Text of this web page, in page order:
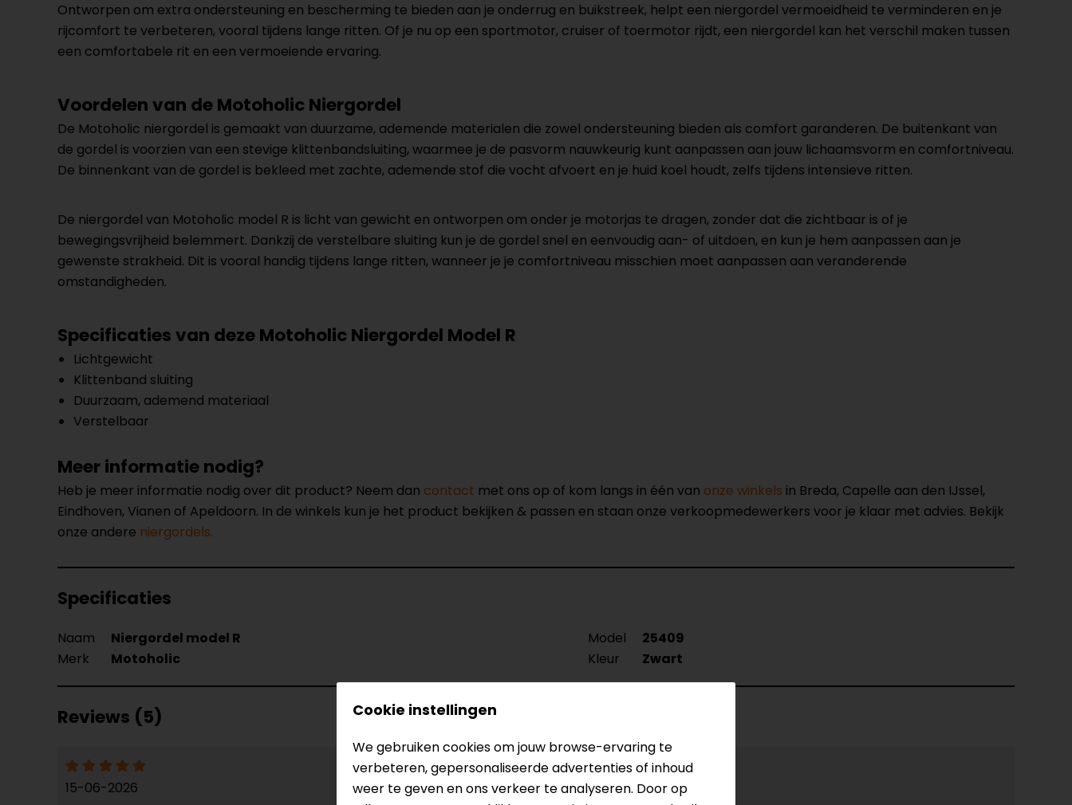
Ontworpen om extra ondersteuning en bescherming te bieden aan je onderrug en buikstreek, helpt een niergordel vermoeidheid te verminderen en je
rijcomfort te verbeteren, vooral tijdens lange ritten. Of je nu op een sportmotor, cruiser of toermotor rijdt, een niergordel kan het verschil maken tussen
een comfortabele rit en een vermoeiende ervaring.
Voordelen van de Motoholic Niergordel
De Motoholic niergordel is gemaakt van duurzame, ademende materialen die zowel ondersteuning bieden als comfort garanderen. De buitenkant van
de gordel is voorzien van een stevige klittenbandsluiting, waarmee je de pasvorm nauwkeurig kunt aanpassen aan jouw lichaamsvorm en comfortniveau.
De binnenkant van de gordel is bekleed met zachte, ademende stof die vocht afvoert en je huid koel houdt, zelfs tijdens intensieve ritten.
De niergordel van Motoholic model R is licht van gewicht en ontworpen om onder je motorjas te dragen, zonder dat die zichtbaar is of je
bewegingsvrijheid belemmert. Dankzij de verstelbare sluiting kun je de gordel snel en eenvoudig aan- of uitdoen, en kun je hem aanpassen aan je
gewenste strakheid. Dit is vooral handig tijdens lange ritten, wanneer je je comfortniveau misschien moet aanpassen aan veranderende
omstandigheden.
Specificaties van deze Motoholic Niergordel Model R
Lichtgewicht
Klittenband sluiting
Duurzaam, ademend materiaal
Verstelbaar
Meer informatie nodig?
Heb je meer informatie nodig over dit product? Neem dan contact met ons op of kom langs in één van onze winkels in Breda, Capelle aan den IJssel,
Eindhoven, Vianen of Apeldoorn. In de winkels kun je het product bekijken & passen en staan onze verkoopmedewerkers voor je klaar met advies. Bekijk
onze andere niergordels.
Specificaties
Naam Niergordel model R Model
25409
Merk
Motoholic Kleur Zwart
Reviews (5)
15-06-2026
Cookie instellingen
We gebruiken cookies om jouw browse-ervaring te
verbeteren, gepersonaliseerde advertenties of inhoud
weer te geven en ons verkeer te analyseren. Door op